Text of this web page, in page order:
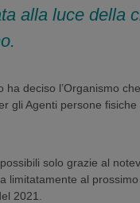
alla luce della
deciso l’Organismo
Agenti persone
solo grazie al
al
2021.